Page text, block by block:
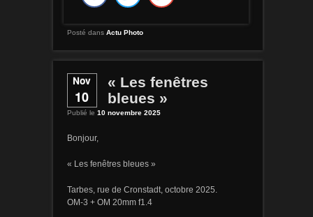
Posté dans Actu Photo
Nov
10
« Les fenêtres
bleues »
Publié le 10 novembre 2025
Bonjour,
« Les fenêtres bleues »
Tarbes, rue de Cronstadt, octobre 2025.
OM-3 + OM 20mm f1.4